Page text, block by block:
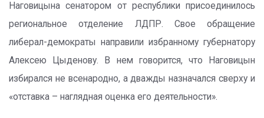
Наговицына сенатором от республики присоединилось
региональное отделение ЛДПР. Свое обращение
либерал-демократы направили избранному губернатору
Алексею Цыденову. В нем говорится, что Наговицын
избирался не всенародно, а дважды назначался сверху и
«отставка – наглядная оценка его деятельности».